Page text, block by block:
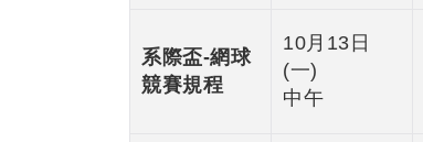
系際盃-網球
競賽規程
10月13日
(一)
中午